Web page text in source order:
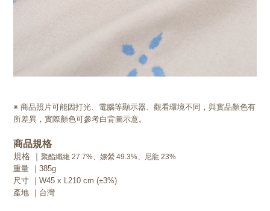
※ 商品照片可能因打光、電腦等顯示器、觀看環境不同，與實品顏色有
所差異，實際顏色可參考白背圖示意。
商品規格
規格 ｜ 聚酯纖維 27.7%、嫘縈 49.3%、尼龍 23%
重量 ｜385g
尺寸 ｜W45 x L210 cm (±3%)
產地 ｜台灣